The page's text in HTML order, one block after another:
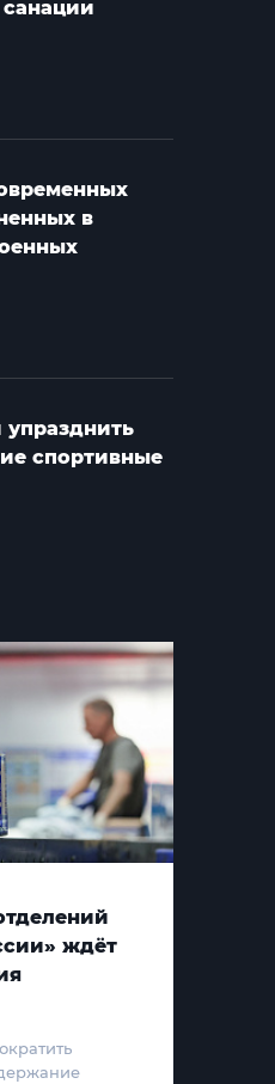
в
спортивные
ждёт